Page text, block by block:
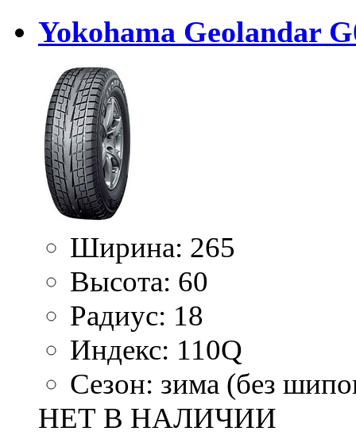
Yokohama Geolandar
Ширина: 265
Высота: 60
Радиус: 18
Индекс: 110Q
Сезон: зима (без
НЕТ В НАЛИЧИИ